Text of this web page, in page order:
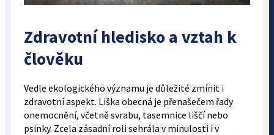
Zdravotní hledisko a vztah k
člověku
Vedle ekologického významu je důležité zmínit i
zdravotní aspekt. Liška obecná je přenašečem řady
onemocnění, včetně svrabu, tasemnice liščí nebo
psinky. Zcela zásadní roli sehrála v minulosti i v